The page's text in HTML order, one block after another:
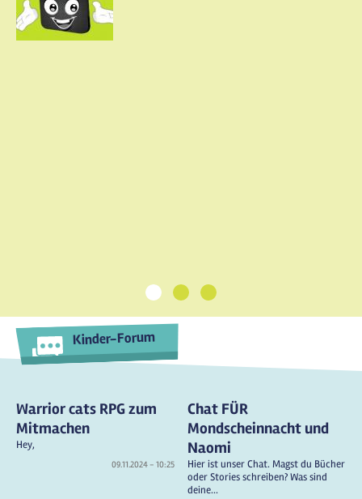
1 2 3
Kinder-Forum
Warrior cats RPG zum
Mitmachen
Hey,
09.11.2024 - 10:25
Chat FÜR
Mondscheinnacht und
Naomi
Hier ist unser Chat. Magst du Bücher
oder Stories schreiben? Was sind
deine...